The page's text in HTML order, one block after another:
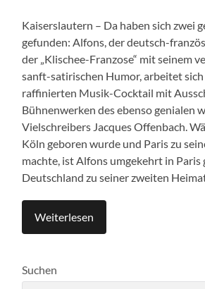
Kaiserslautern – Da haben sich zwei
gefunden: Alfons, der deutsch-
der „Klischee-Franzose“ mit seinem
sanft-satirischen Humor, arbeitet sich
raffinierten Musik-Cocktail mit
Bühnenwerken des ebenso genialen
Vielschreibers Jacques Offenbach.
Köln geboren wurde und Paris zu
machte, ist Alfons umgekehrt in Paris
Deutschland zu seiner zweiten
Weiterlesen
Suchen